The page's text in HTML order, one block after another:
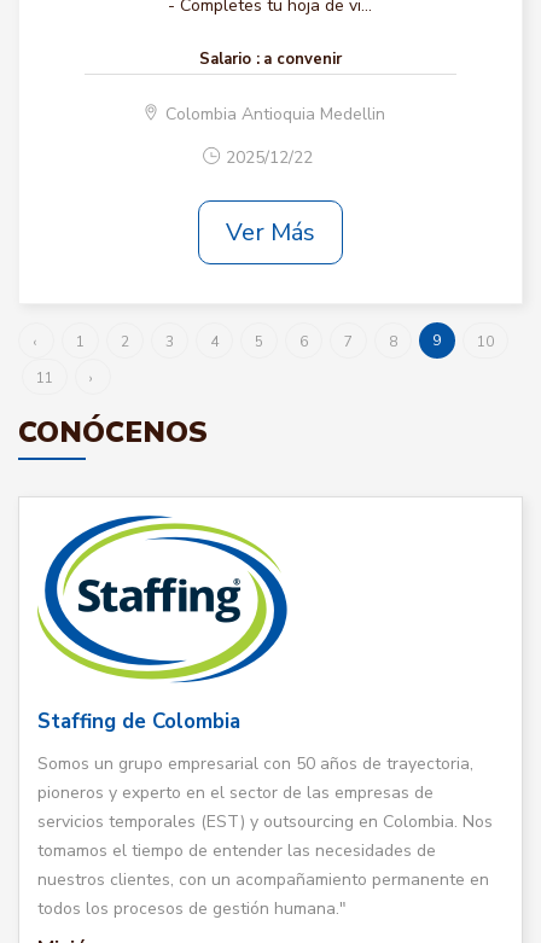
- Completes tu hoja de vi...
Salario : a convenir
Colombia Antioquia Medellin
2025/12/22
Ver Más
‹ 1 2 3 4 5 6 7 8 9
10
11
›
CONÓCENOS
Staffing de Colombia
Somos un grupo empresarial con 50 años de trayectoria,
pioneros y experto en el sector de las empresas de
servicios temporales (EST) y outsourcing en Colombia. Nos
tomamos el tiempo de entender las necesidades de
nuestros clientes, con un acompañamiento permanente en
todos los procesos de gestión humana."